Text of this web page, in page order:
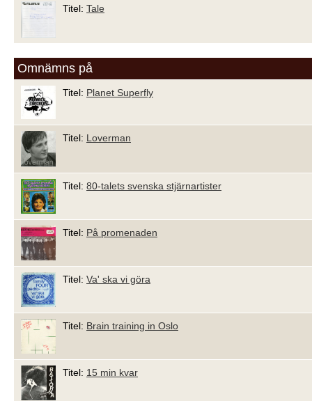
Titel: Tale
Omnämns på
Titel: Planet Superfly
Titel: Loverman
Titel: 80-talets svenska stjärnartister
Titel: På promenaden
Titel: Va' ska vi göra
Titel: Brain training in Oslo
Titel: 15 min kvar